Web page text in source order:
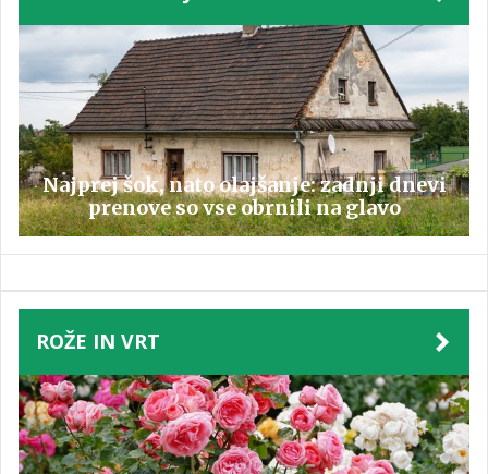
Najprej šok, nato olajšanje: zadnji dnevi
prenove so vse obrnili na glavo
ROŽE IN VRT